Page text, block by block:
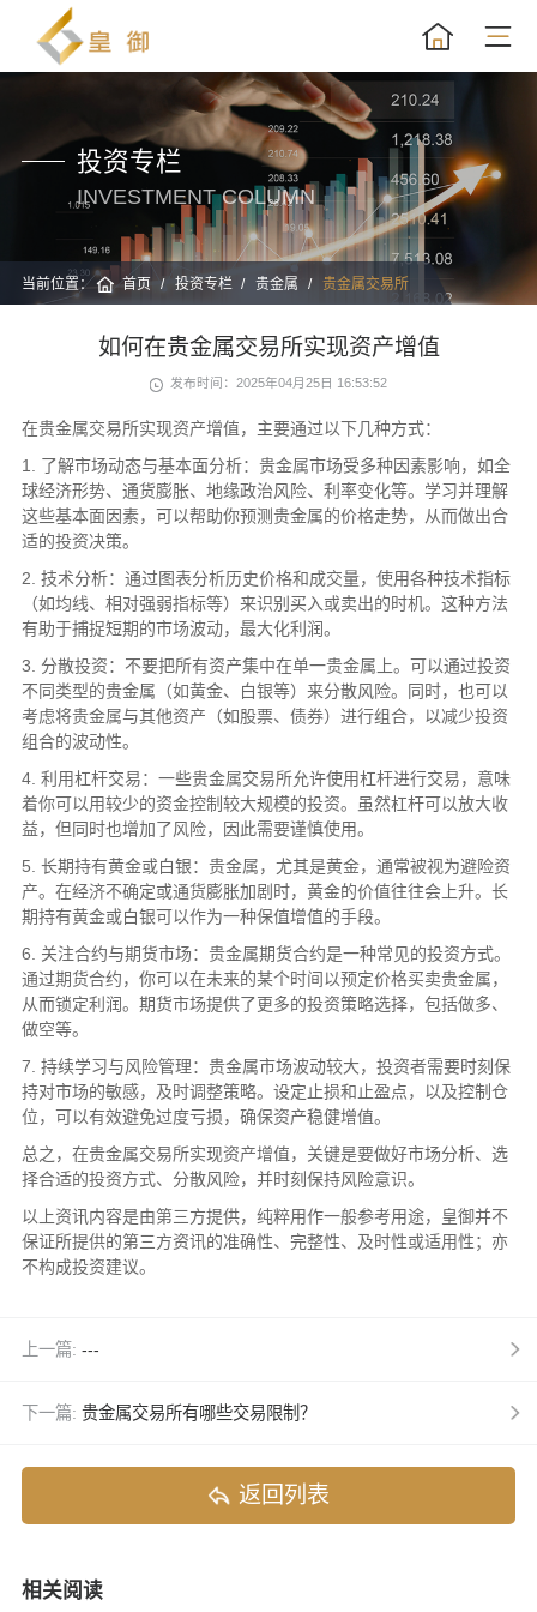
投资专栏
INVESTMENT COLUMN
当前位置： 首页 投资专栏 贵金属 贵金属交易所
如何在贵金属交易所实现资产增值
发布时间：2025年04月25日 16:53:52
在贵金属交易所实现资产增值，主要通过以下几种方式：
1. 了解市场动态与基本面分析：贵金属市场受多种因素影响，如全
球经济形势、通货膨胀、地缘政治风险、利率变化等。学习并理解
这些基本面因素，可以帮助你预测贵金属的价格走势，从而做出合
适的投资决策。
2. 技术分析：通过图表分析历史价格和成交量，使用各种技术指标
（如均线、相对强弱指标等）来识别买入或卖出的时机。这种方法
有助于捕捉短期的市场波动，最大化利润。
3. 分散投资：不要把所有资产集中在单一贵金属上。可以通过投资
不同类型的贵金属（如黄金、白银等）来分散风险。同时，也可以
考虑将贵金属与其他资产（如股票、债券）进行组合，以减少投资
组合的波动性。
4. 利用杠杆交易：一些贵金属交易所允许使用杠杆进行交易，意味
着你可以用较少的资金控制较大规模的投资。虽然杠杆可以放大收
益，但同时也增加了风险，因此需要谨慎使用。
5. 长期持有黄金或白银：贵金属，尤其是黄金，通常被视为避险资
产。在经济不确定或通货膨胀加剧时，黄金的价值往往会上升。长
期持有黄金或白银可以作为一种保值增值的手段。
6. 关注合约与期货市场：贵金属期货合约是一种常见的投资方式。
通过期货合约，你可以在未来的某个时间以预定价格买卖贵金属，
从而锁定利润。期货市场提供了更多的投资策略选择，包括做多、
做空等。
7. 持续学习与风险管理：贵金属市场波动较大，投资者需要时刻保
持对市场的敏感，及时调整策略。设定止损和止盈点，以及控制仓
位，可以有效避免过度亏损，确保资产稳健增值。
总之，在贵金属交易所实现资产增值，关键是要做好市场分析、选
择合适的投资方式、分散风险，并时刻保持风险意识。
以上资讯内容是由第三方提供，纯粹用作一般参考用途，皇御并不
保证所提供的第三方资讯的准确性、完整性、及时性或适用性；亦
不构成投资建议。
上一篇: ---
下一篇: 贵金属交易所有哪些交易限制？
返回列表
相关阅读